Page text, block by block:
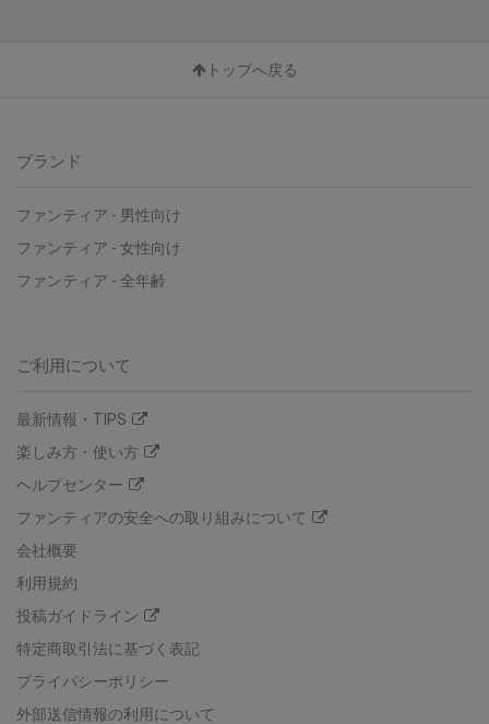
トップへ戻る
ブランド
ファンティア - 男性向け
ファンティア - 女性向け
ファンティア - 全年齢
ご利用について
最新情報・TIPS
楽しみ方・使い方
ヘルプセンター
ファンティアの安全への取り組みについて
会社概要
利用規約
投稿ガイドライン
特定商取引法に基づく表記
プライバシーポリシー
外部送信情報の利用について